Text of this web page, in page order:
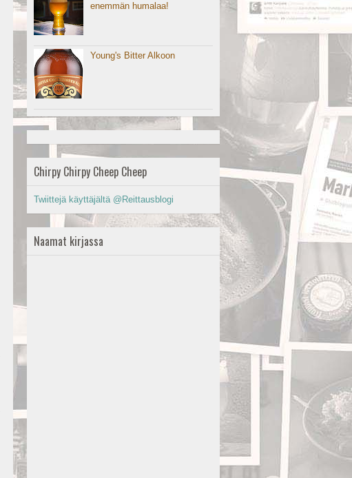
enemmän humalaa!
Young's Bitter Alkoon
Chirpy Chirpy Cheep Cheep
Twiittejä käyttäjältä @Reittausblogi
Naamat kirjassa